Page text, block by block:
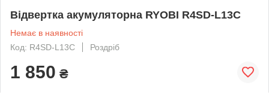
Відвертка акумуляторна RYOBI R4SD-L13C
Немає в наявності
Код: R4SD-L13C
Роздріб
1 850 ₴